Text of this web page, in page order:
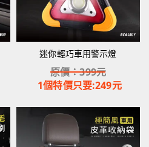
迷你輕巧車用警示燈
原價：399元
1個特價只要:249元